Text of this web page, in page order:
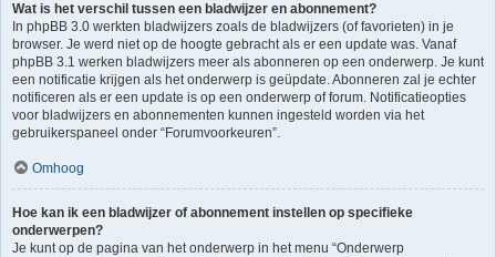
Wat is het verschil tussen een bladwijzer en abonnement?
In phpBB 3.0 werkten bladwijzers zoals de bladwijzers (of favorieten) in je
browser. Je werd niet op de hoogte gebracht als er een update was. Vanaf
phpBB 3.1 werken bladwijzers meer als abonneren op een onderwerp. Je kunt
een notificatie krijgen als het onderwerp is geüpdate. Abonneren zal je echter
notificeren als er een update is op een onderwerp of forum. Notificatieopties
voor bladwijzers en abonnementen kunnen ingesteld worden via het
gebruikerspaneel onder “Forumvoorkeuren”.
Omhoog
Hoe kan ik een bladwijzer of abonnement instellen op specifieke
onderwerpen?
Je kunt op de pagina van het onderwerp in het menu “Onderwerp